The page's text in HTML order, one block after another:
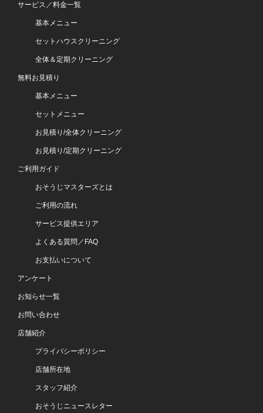
サービス／料金一覧
基本メニュー
セットハウスクリーニング
全体＆定期クリーニング
無料お見積り
基本メニュー
セットメニュー
お見積り/全体クリーニング
お見積り/定期クリーニング
ご利用ガイド
おそうじマスターズとは
ご利用の流れ
サービス提供エリア
よくある質問／FAQ
お支払いについて
アンケート
お知らせ一覧
お問い合わせ
店舗紹介
プライバシーポリシー
店舗所在地
スタッフ紹介
おそうじニュースレター